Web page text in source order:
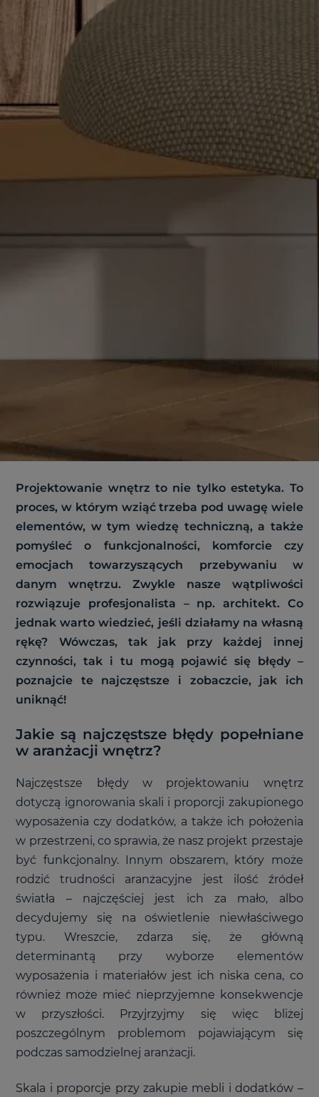
Projektowanie wnętrz to nie tylko estetyka. To
proces, w którym wziąć trzeba pod uwagę wiele
elementów, w tym wiedzę techniczną, a także
pomyśleć o funkcjonalności, komforcie czy
emocjach towarzyszących przebywaniu w
danym wnętrzu. Zwykle nasze wątpliwości
rozwiązuje profesjonalista – np. architekt. Co
jednak warto wiedzieć, jeśli działamy na własną
rękę? Wówczas, tak jak przy każdej innej
czynności, tak i tu mogą pojawić się błędy –
poznajcie te najczęstsze i zobaczcie, jak ich
uniknąć!
Jakie są najczęstsze błędy popełniane
w aranżacji wnętrz?
Najczęstsze błędy w projektowaniu wnętrz
dotyczą ignorowania skali i proporcji zakupionego
wyposażenia czy dodatków, a także ich położenia
w przestrzeni, co sprawia, że nasz projekt przestaje
być funkcjonalny. Innym obszarem, który może
rodzić trudności aranżacyjne jest ilość źródeł
światła – najczęściej jest ich za mało, albo
decydujemy się na oświetlenie niewłaściwego
typu. Wreszcie, zdarza się, że główną
determinantą przy wyborze elementów
wyposażenia i materiałów jest ich niska cena, co
również może mieć nieprzyjemne konsekwencje
w przyszłości. Przyjrzyjmy się więc bliżej
poszczególnym problemom pojawiającym się
podczas samodzielnej aranżacji.
Skala i proporcje przy zakupie mebli i dodatków –